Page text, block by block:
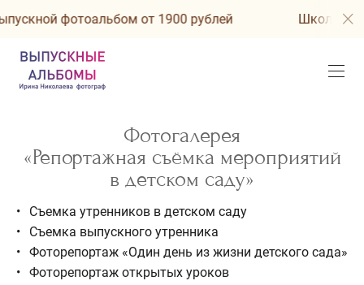
фотоальбом от 1900 рублей Школьный
Фотогалерея
«Репортажная съёмка мероприятий
в детском саду»
Съемка утренников в детском саду
Съемка выпускного утренника
Фоторепортаж «Один день из жизни детского сада»
Фоторепортаж открытых уроков